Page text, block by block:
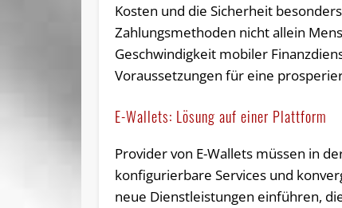
Kosten und die Sicherheit
Zahlungsmethoden nicht allein
Geschwindigkeit mobiler
Voraussetzungen für eine
E-Wallets: Lösung auf einer Plattform
Provider von E-Wallets müssen in
konfigurierbare Services und
neue Dienstleistungen einführen,